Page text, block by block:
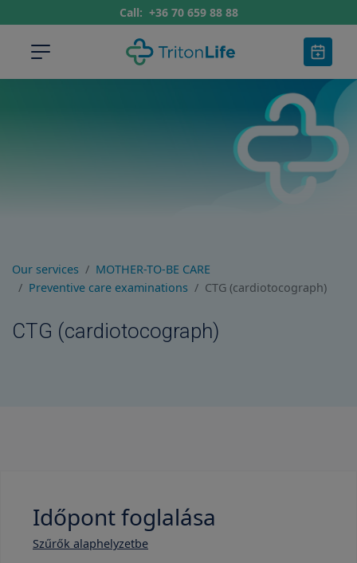
Call: +36 70 659 88 88
Our services
MOTHER-TO-BE CARE
Preventive care examinations
CTG (cardiotocograph)
CTG (cardiotocograph)
Időpont foglalása
Szűrők alaphelyzetbe